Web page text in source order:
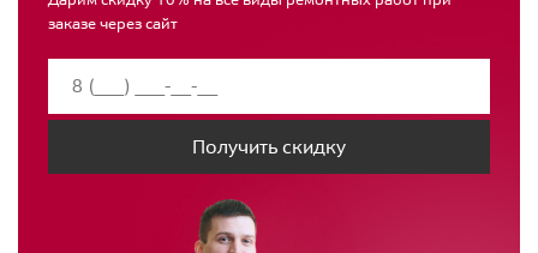
заказе через сайт
Получить скидку